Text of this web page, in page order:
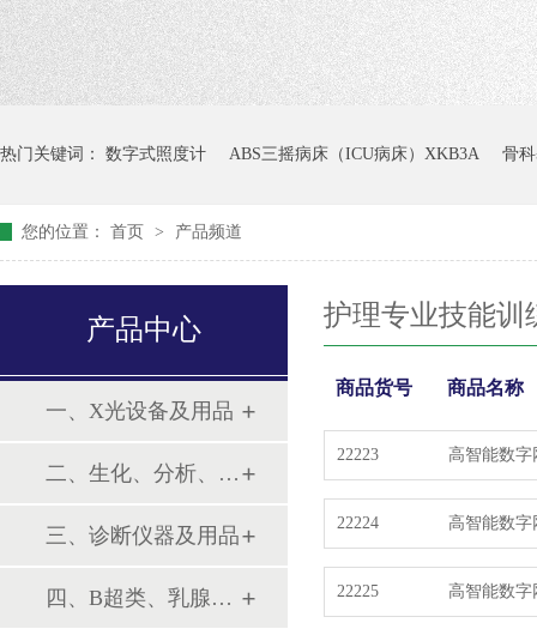
热门关键词： 数字式照度计 ABS三摇病床（ICU病床）XKB3A 骨
您的位置： 首页 > 产品频道
产品中心
一、X光设备及用品
二、生化、分析、实验综合类
三、诊断仪器及用品
四、B超类、乳腺诊断设备
护理专业技能训
商品货号 商品名称
22223 高智能数
接
22224
高智能数
接
22225
高智能数